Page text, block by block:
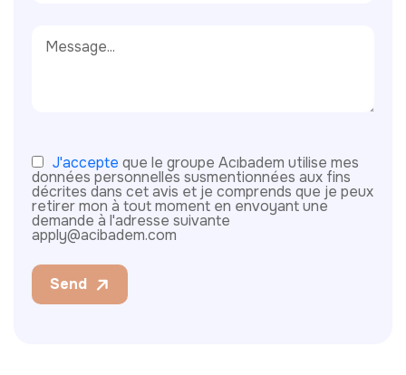
J'accepte que le groupe Acıbadem utilise mes
données personnelles susmentionnées aux fins
décrites dans cet avis et je comprends que je peux
retirer mon à tout moment en envoyant une
demande à l'adresse suivante
apply@acibadem.com
Send